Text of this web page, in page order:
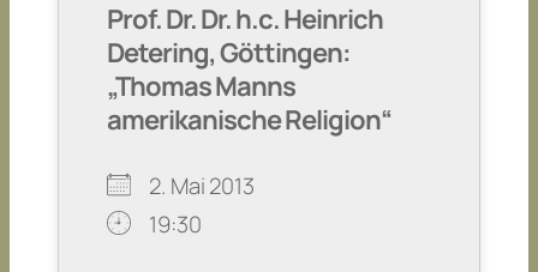
Prof. Dr. Dr. h.c. Heinrich
Detering, Göttingen:
„Thomas Manns
amerikanische Religion“
2. Mai 2013
19:30